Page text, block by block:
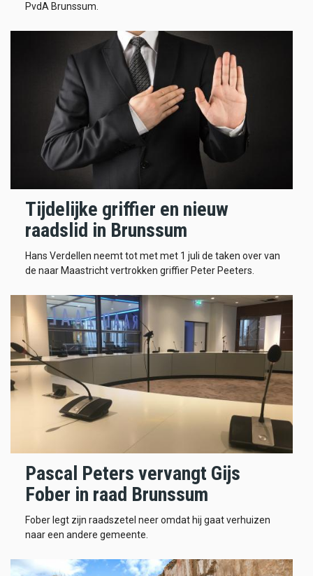
PvdA Brunssum.
Tijdelijke griffier en nieuw
raadslid in Brunssum
Hans Verdellen neemt tot met met 1 juli de taken over van
de naar Maastricht vertrokken griffier Peter Peeters.
Pascal Peters vervangt Gijs
Fober in raad Brunssum
Fober legt zijn raadszetel neer omdat hij gaat verhuizen
naar een andere gemeente.